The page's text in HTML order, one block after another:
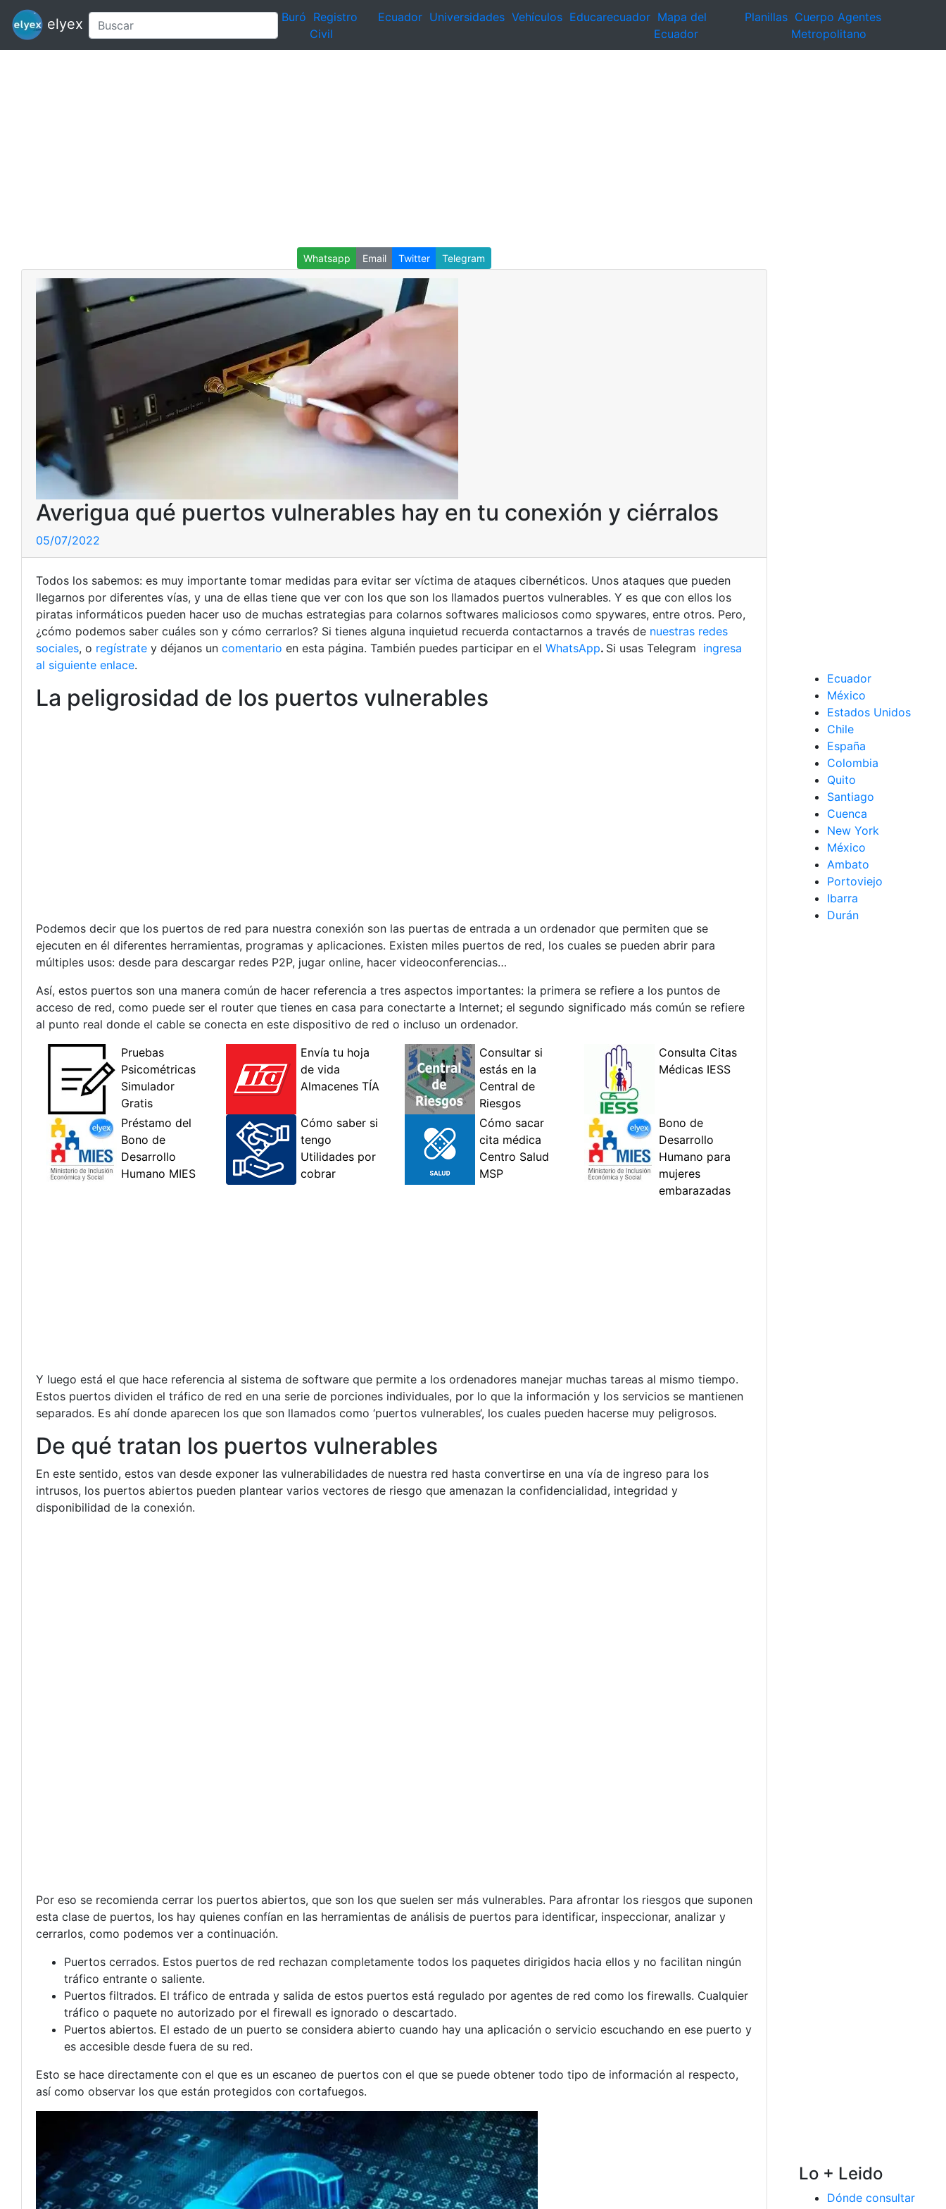
elyex Buró Registro
Civil
Ecuador Universidades Vehículos Educarecuador Mapa del
Ecuador
Planillas Cuerpo Agentes
Metropolitano
Whatsapp Email Twitter Telegram
Averigua qué puertos vulnerables hay en tu conexión y ciérralos
05/07/2022
Todos los sabemos: es muy importante tomar medidas para evitar ser víctima de ataques cibernéticos. Unos ataques que pueden
llegarnos por diferentes vías, y una de ellas tiene que ver con los que son los llamados puertos vulnerables. Y es que con ellos los
piratas informáticos pueden hacer uso de muchas estrategias para colarnos softwares maliciosos como spywares, entre otros. Pero,
¿cómo podemos saber cuáles son y cómo cerrarlos? Si tienes alguna inquietud recuerda contactarnos a través de nuestras redes
sociales, o regístrate y déjanos un comentario en esta página. También puedes participar en el WhatsApp. Si usas Telegram ingresa
al siguiente enlace.
La peligrosidad de los puertos vulnerables
Podemos decir que los puertos de red para nuestra conexión son las puertas de entrada a un ordenador que permiten que se
ejecuten en él diferentes herramientas, programas y aplicaciones. Existen miles puertos de red, los cuales se pueden abrir para
múltiples usos: desde para descargar redes P2P, jugar online, hacer videoconferencias…
Así, estos puertos son una manera común de hacer referencia a tres aspectos importantes: la primera se refiere a los puntos de
acceso de red, como puede ser el router que tienes en casa para conectarte a Internet; el segundo significado más común se refiere
al punto real donde el cable se conecta en este dispositivo de red o incluso un ordenador.
Y luego está el que hace referencia al sistema de software que permite a los ordenadores manejar muchas tareas al mismo tiempo.
Estos puertos dividen el tráfico de red en una serie de porciones individuales, por lo que la información y los servicios se mantienen
separados. Es ahí donde aparecen los que son llamados como ‘puertos vulnerables‘, los cuales pueden hacerse muy peligrosos.
De qué tratan los puertos vulnerables
En este sentido, estos van desde exponer las vulnerabilidades de nuestra red hasta convertirse en una vía de ingreso para los
intrusos, los puertos abiertos pueden plantear varios vectores de riesgo que amenazan la confidencialidad, integridad y
disponibilidad de la conexión.
Por eso se recomienda cerrar los puertos abiertos, que son los que suelen ser más vulnerables. Para afrontar los riesgos que suponen
esta clase de puertos, los hay quienes confían en las herramientas de análisis de puertos para identificar, inspeccionar, analizar y
cerrarlos, como podemos ver a continuación.
Puertos cerrados. Estos puertos de red rechazan completamente todos los paquetes dirigidos hacia ellos y no facilitan ningún
tráfico entrante o saliente.
Puertos filtrados. El tráfico de entrada y salida de estos puertos está regulado por agentes de red como los firewalls. Cualquier
tráfico o paquete no autorizado por el firewall es ignorado o descartado.
Puertos abiertos. El estado de un puerto se considera abierto cuando hay una aplicación o servicio escuchando en ese puerto y
es accesible desde fuera de su red.
Esto se hace directamente con el que es un escaneo de puertos con el que se puede obtener todo tipo de información al respecto,
así como observar los que están protegidos con cortafuegos.
Ecuador
México
Estados Unidos
Chile
España
Colombia
Quito
Santiago
Cuenca
New York
México
Ambato
Portoviejo
Ibarra
Durán
Lo + Leido
Dónde consultar